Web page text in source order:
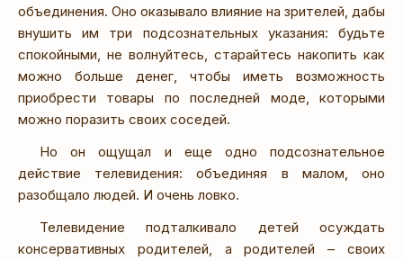
объединения. Оно оказывало влияние на зрителей, дабы
внушить им три подсознательных указания: будьте
спокойными, не волнуйтесь, старайтесь накопить как
можно больше денег, чтобы иметь возможность
приобрести товары по последней моде, которыми
можно поразить своих соседей.
Но он ощущал и еще одно подсознательное
действие телевидения: объединяя в малом, оно
разобщало людей. И очень ловко.
Телевидение подталкивало детей осуждать
консервативных родителей, а родителей – своих